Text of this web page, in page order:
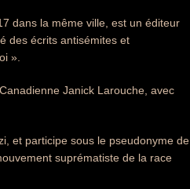
dans la même ville, est un éditeur
des écrits antisémites et
».
Janick Larouche, avec
et participe sous le pseudonyme de
suprématiste de la race